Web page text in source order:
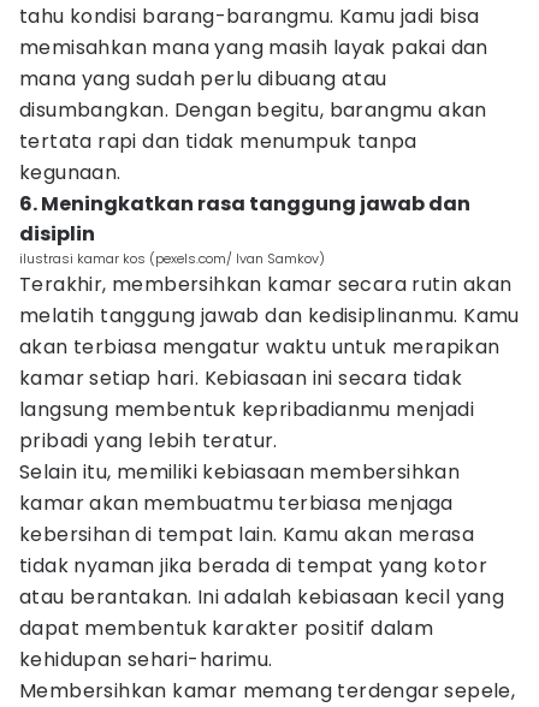
tahu kondisi barang-barangmu. Kamu jadi bisa
memisahkan mana yang masih layak pakai dan
mana yang sudah perlu dibuang atau
disumbangkan. Dengan begitu, barangmu akan
tertata rapi dan tidak menumpuk tanpa
kegunaan.
6. Meningkatkan rasa tanggung jawab dan
disiplin
ilustrasi kamar kos (pexels.com/ Ivan Samkov)
Terakhir, membersihkan kamar secara rutin akan
melatih tanggung jawab dan kedisiplinanmu. Kamu
akan terbiasa mengatur waktu untuk merapikan
kamar setiap hari. Kebiasaan ini secara tidak
langsung membentuk kepribadianmu menjadi
pribadi yang lebih teratur.
Selain itu, memiliki kebiasaan membersihkan
kamar akan membuatmu terbiasa menjaga
kebersihan di tempat lain. Kamu akan merasa
tidak nyaman jika berada di tempat yang kotor
atau berantakan. Ini adalah kebiasaan kecil yang
dapat membentuk karakter positif dalam
kehidupan sehari-harimu.
Membersihkan kamar memang terdengar sepele,